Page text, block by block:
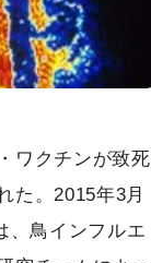
ワクチンが致死
た。2015年3月
、鳥インフルエ